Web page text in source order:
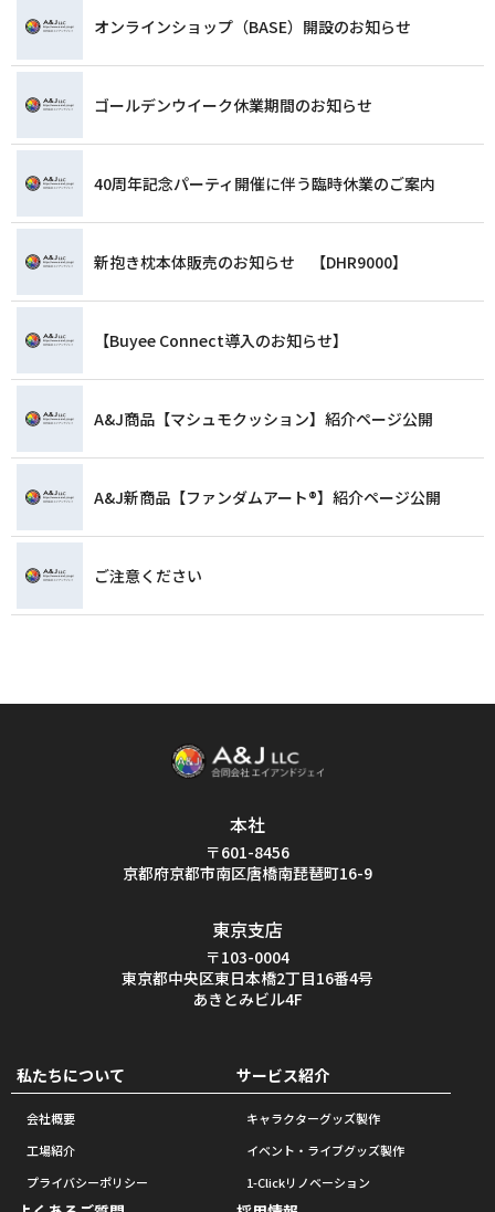
オンラインショップ（BASE）開設のお知らせ
ゴールデンウイーク休業期間のお知らせ
40周年記念パーティ開催に伴う臨時休業のご案内
新抱き枕本体販売のお知らせ 【DHR9000】
【Buyee Connect導入のお知らせ】
A&J商品【マシュモクッション】紹介ページ公開
A&J新商品【ファンダムアート®️】紹介ページ公開
ご注意ください
本社
〒601-8456
京都府京都市南区唐橋南琵琶町16-9
東京支店
〒103-0004
東京都中央区東日本橋2丁目16番4号
あきとみビル4F
私たちについて
会社概要
工場紹介
プライバシーポリシー
サービス紹介
キャラクターグッズ製作
イベント・ライブグッズ製作
1-Clickリノベーション